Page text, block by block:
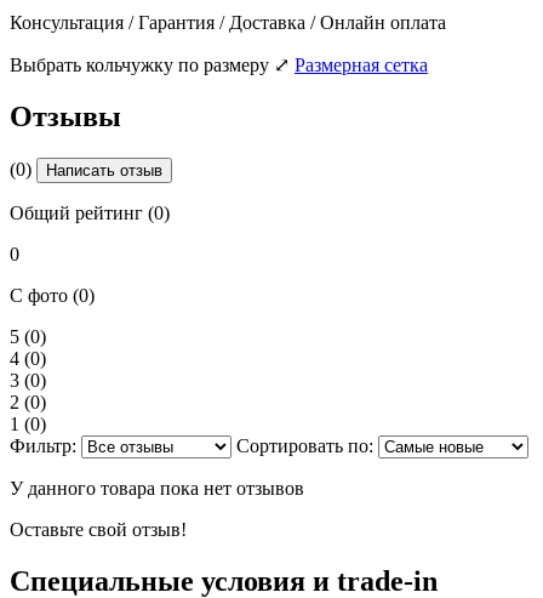
Консультация / Гарантия / Доставка / Онлайн оплата
Выбрать кольчужку по размеру ⤢ Размерная сетка
Отзывы
(0) Написать отзыв
Общий рейтинг (0)
0
С фото (0)
5 (0)
4 (0)
3 (0)
2 (0)
1 (0)
Фильтр:
Сортировать по:
У данного товара пока нет отзывов
Оставьте свой отзыв!
Специальные условия и trade-in